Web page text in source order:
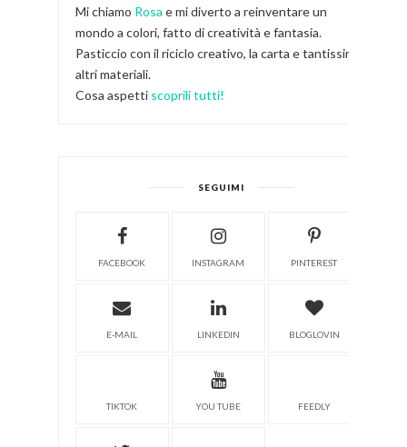
Mi chiamo Rosa e mi diverto a reinventare un
mondo a colori, fatto di creatività e fantasia.
Pasticcio con il riciclo creativo, la carta e tantissimi
altri materiali.
Cosa aspetti scoprili tutti!
SEGUIMI
FACEBOOK INSTAGRAM PINTEREST
E-MAIL LINKEDIN BLOGLOVIN
TIKTOK YOU TUBE FEEDLY